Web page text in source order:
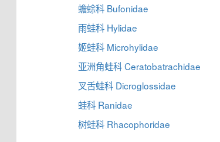
蟾蜍科 Bufonidae
雨蛙科 Hylidae
姬蛙科 Microhylidae
亚洲角蛙科 Ceratobatrachidae
叉舌蛙科 Dicroglossidae
蛙科 Ranidae
树蛙科 Rhacophoridae